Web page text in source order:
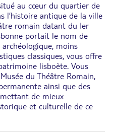
au cœur du quartier de
l’histoire antique de la ville
romain datant du Ier
portait le nom de
moins
classiques, vous offre
lisboète. Vous
du Théâtre Romain,
ainsi que des
de mieux
et culturelle de ce